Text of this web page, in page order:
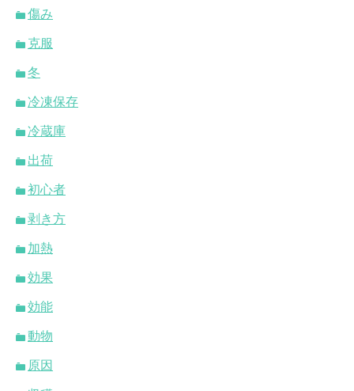
傷み
克服
冬
冷凍保存
冷蔵庫
出荷
初心者
剥き方
加熱
効果
効能
動物
原因